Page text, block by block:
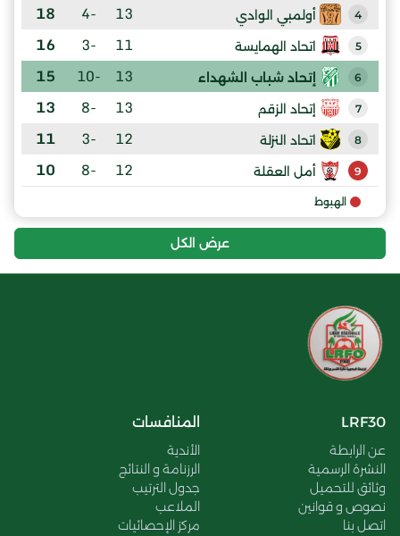
4 أولمبي الوادي 13
-4
18
5 اتحاد الهمايسة 11
-3
16
6 إتحاد شباب الشهداء 13
-10
15
7 إتحاد الزقم 13
-8
13
8 اتحاد النزلة 12
-3
11
9 أمل العقلة 12
-8
10
الهبوط
عرض الكل
LRF30
عن الرابطة
النشرة الرسمية
وثائق للتحميل
نصوص و قوانين
اتصل بنا
المنافسات
الأندية
الرزنامة و النتائج
جدول الترتيب
الملاعب
مركز الإحصائيات